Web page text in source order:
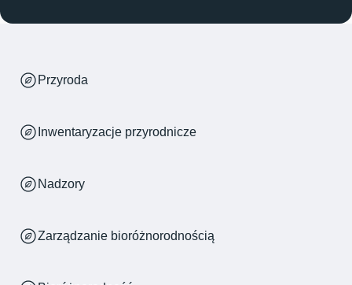
Przyroda
Inwentaryzacje przyrodnicze
Nadzory
Zarządzanie bioróżnorodnością